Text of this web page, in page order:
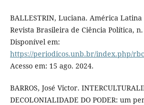
BALLESTRIN, Luciana. América
Revista Brasileira de Ciência Política,
Disponível em:
https://periodicos.unb.br/index.php/
Acesso em: 15 ago. 2024.
BARROS, José Victor.
DECOLONIALIDADE DO PODER: um